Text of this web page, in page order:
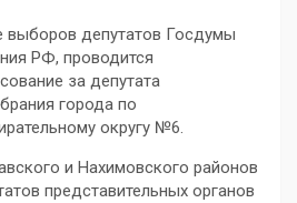
выборов депутатов Госдумы
РФ, проводится
за депутата
города по
округу №6.
и Нахимовского районов
представительных органов